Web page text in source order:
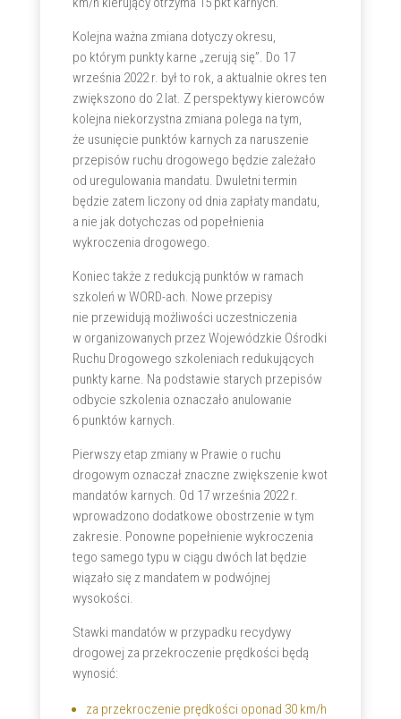
Kolejna ważna zmiana dotyczy okresu,
po którym punkty karne „zerują się”. Do 17
września 2022 r. był to rok, a aktualnie okres ten
zwiększono do 2 lat. Z perspektywy kierowców
kolejna niekorzystna zmiana polega na tym,
że usunięcie punktów karnych za naruszenie
przepisów ruchu drogowego będzie zależało
od uregulowania mandatu. Dwuletni termin
będzie zatem liczony od dnia zapłaty mandatu,
a nie jak dotychczas od popełnienia
wykroczenia drogowego.
Koniec także z redukcją punktów w ramach
szkoleń w WORD-ach. Nowe przepisy
nie przewidują możliwości uczestniczenia
w organizowanych przez Wojewódzkie Ośrodki
Ruchu Drogowego szkoleniach redukujących
punkty karne. Na podstawie starych przepisów
odbycie szkolenia oznaczało anulowanie
6 punktów karnych.
Pierwszy etap zmiany w Prawie o ruchu
drogowym oznaczał znaczne zwiększenie kwot
mandatów karnych. Od 17 września 2022 r.
wprowadzono dodatkowe obostrzenie w tym
zakresie. Ponowne popełnienie wykroczenia
tego samego typu w ciągu dwóch lat będzie
wiązało się z mandatem w podwójnej
wysokości.
Stawki mandatów w przypadku recydywy
drogowej za przekroczenie prędkości będą
wynosić:
za przekroczenie prędkości oponad 30 km/h